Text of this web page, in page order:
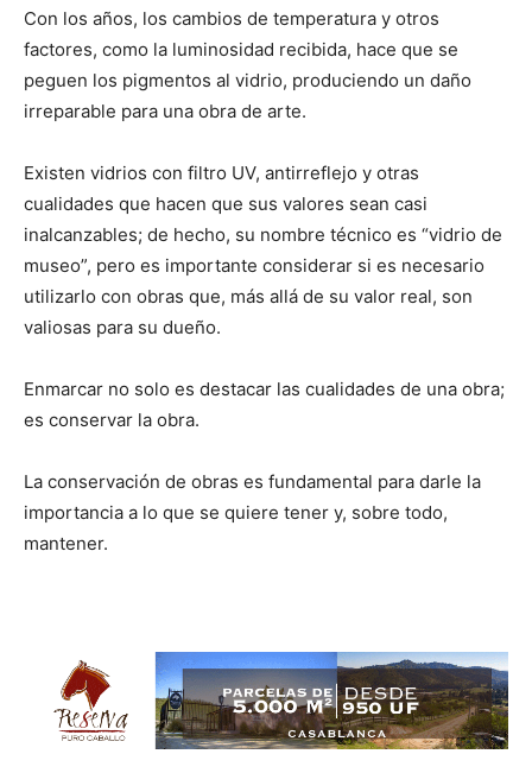
Con los años, los cambios de temperatura y otros
factores, como la luminosidad recibida, hace que se
peguen los pigmentos al vidrio, produciendo un daño
irreparable para una obra de arte.
Existen vidrios con filtro UV, antirreflejo y otras
cualidades que hacen que sus valores sean casi
inalcanzables; de hecho, su nombre técnico es “vidrio de
museo”, pero es importante considerar si es necesario
utilizarlo con obras que, más allá de su valor real, son
valiosas para su dueño.
Enmarcar no solo es destacar las cualidades de una obra;
es conservar la obra.
La conservación de obras es fundamental para darle la
importancia a lo que se quiere tener y, sobre todo,
mantener.